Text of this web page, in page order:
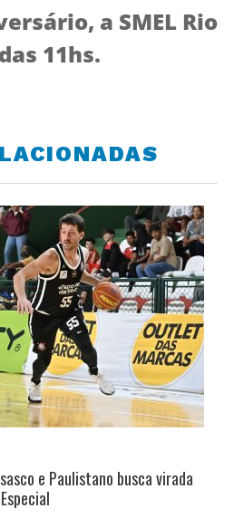
a SMEL Rio
11hs.
e Paulistano busca virada